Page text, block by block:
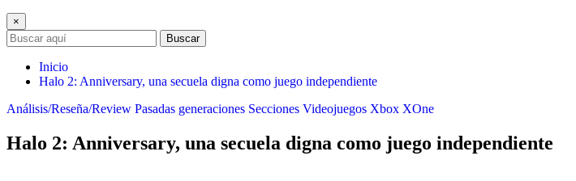
×
Buscar
Inicio
Halo 2: Anniversary, una secuela digna como juego independiente
Análisis/Reseña/Review Pasadas generaciones Secciones Videojuegos Xbox XOne
Halo 2: Anniversary, una secuela digna como juego independiente